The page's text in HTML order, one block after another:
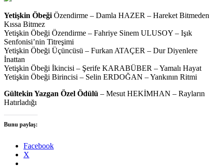
Yetişkin Öbeği Özendirme – Damla HAZER – Hareket Bitmeden
Kıssa Bitmez
Yetişkin Öbeği Özendirme – Fahriye Sinem ULUSOY – Işık
Senfonisi’nin Titreşimi
Yetişkin Öbeği Üçüncüsü – Furkan ATAÇER – Dur Diyenlere
İnattan
Yetişkin Öbeği İkincisi – Şerife KARABÜBER – Yamalı Hayat
Yetişkin Öbeği Birincisi – Selin ERDOĞAN – Yankının Ritmi
Gültekin Yazgan Özel Ödülü – Mesut HEKİMHAN – Rayların
Hatırladığı
Bunu paylaş:
Facebook
X